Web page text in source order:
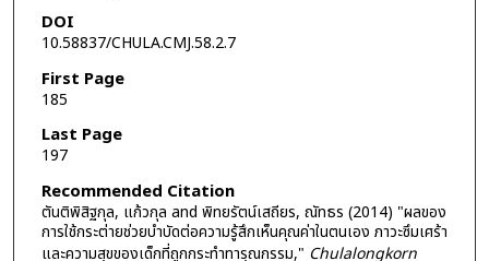
DOI
10.58837/CHULA.CMJ.58.2.7
First Page
185
Last Page
197
Recommended Citation
ตันติพิสิฐกุล, แก้วกุล and พิทยรัตน์เสถียร, ณัทธร (2014) "ผลของ
การใช้กระต่ายช่วยบำบัดต่อความรู้สึกเห็นคุณค่าในตนเอง ภาวะซึมเศร้า
และความสุขของเด็กที่ถูกกระทำทารุณกรรม," Chulalongkorn